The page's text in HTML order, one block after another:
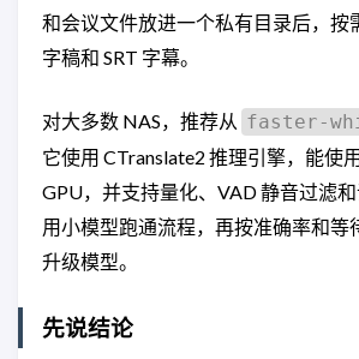
和会议文件放进一个私有目录后，按
字稿和 SRT 字幕。
对大多数 NAS，推荐从 faster-
它使用 CTranslate2 推理引擎，能使
GPU，并支持量化、VAD 静音过滤
用小模型跑通流程，再按准确率和等
升级模型。
先说结论